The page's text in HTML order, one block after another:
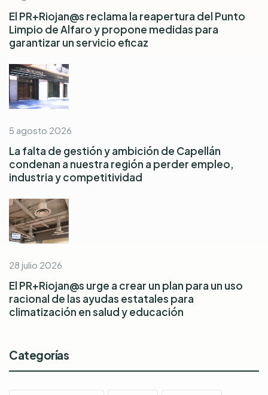
El PR+Riojan@s reclama la reapertura del Punto
Limpio de Alfaro y propone medidas para
garantizar un servicio eficaz
5 agosto 2026
La falta de gestión y ambición de Capellán
condenan a nuestra región a perder empleo,
industria y competitividad
28 julio 2026
El PR+Riojan@s urge a crear un plan para un uso
racional de las ayudas estatales para
climatización en salud y educación
Categorías